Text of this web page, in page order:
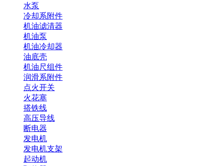
水泵
冷却系附件
机油滤清器
机油泵
机油冷却器
油底壳
机油尺组件
润滑系附件
点火开关
火花塞
搭铁线
高压导线
断电器
发电机
发电机支架
起动机